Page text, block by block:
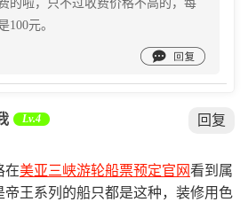
的啦，只不过收费价格不高的，每
100元。

Lv.4 回复
在美亚三峡游轮船票预定官网看到属
王系列的船只都是这种，装修用色